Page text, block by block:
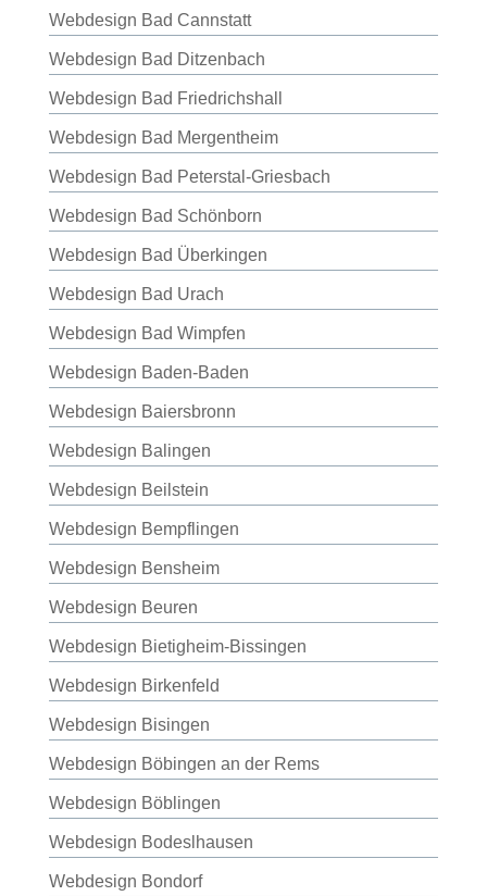
Webdesign Bad Cannstatt
Webdesign Bad Ditzenbach
Webdesign Bad Friedrichshall
Webdesign Bad Mergentheim
Webdesign Bad Peterstal-Griesbach
Webdesign Bad Schönborn
Webdesign Bad Überkingen
Webdesign Bad Urach
Webdesign Bad Wimpfen
Webdesign Baden-Baden
Webdesign Baiersbronn
Webdesign Balingen
Webdesign Beilstein
Webdesign Bempflingen
Webdesign Bensheim
Webdesign Beuren
Webdesign Bietigheim-Bissingen
Webdesign Birkenfeld
Webdesign Bisingen
Webdesign Böbingen an der Rems
Webdesign Böblingen
Webdesign Bodeslhausen
Webdesign Bondorf